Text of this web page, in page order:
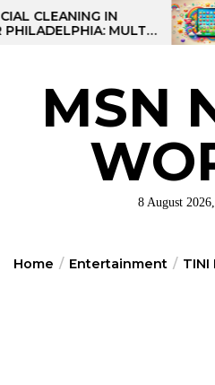
Skip
to
IN
MULTI-
MSN
8 August
Home Entertainment TINI